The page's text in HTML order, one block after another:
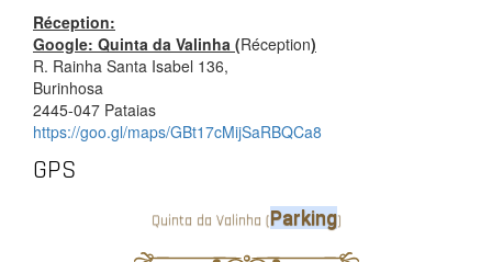
Réception:
Google: Quinta da Valinha (Réception)
R. Rainha Santa Isabel 136,
Burinhosa
2445-047 Pataias
https://goo.gl/maps/GBt17cMijSaRBQCa8
GPS
Quinta da Valinha (Parking)